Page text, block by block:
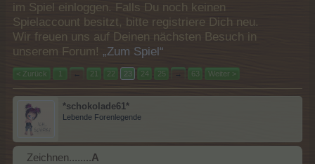
im Spiel einloggen. Falls Du noch keinen
Spielaccount besitzt, bitte registriere Dich neu.
Wir freuen uns auf Deinen nächsten Besuch in
unserem Forum! „Zum Spiel“
< Zurück 1 ← 21 22 23 24 25 → 63 Weiter >
*schokolade61*
Lebende Forenlegende
Zeichnen........A